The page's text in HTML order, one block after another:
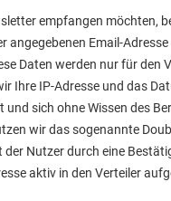
empfangen möchten,
Email-
Daten werden nur für den
Ihre IP-Adresse und das
und sich ohne Wissen des
wir das sogenannte
Nutzer durch eine
aktiv in den Verteiler